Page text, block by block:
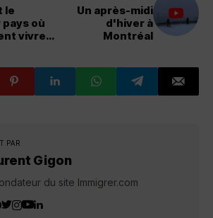
le
où
vivre
Un après-midi
d'hiver à
Montréal
PAR
Gigon
du site Immigrer.com